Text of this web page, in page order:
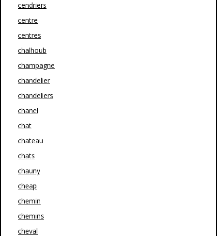
cendriers
centre
centres
chalhoub
champagne
chandelier
chandeliers
chanel
chat
chateau
chats
chauny
cheap
chemin
chemins
cheval